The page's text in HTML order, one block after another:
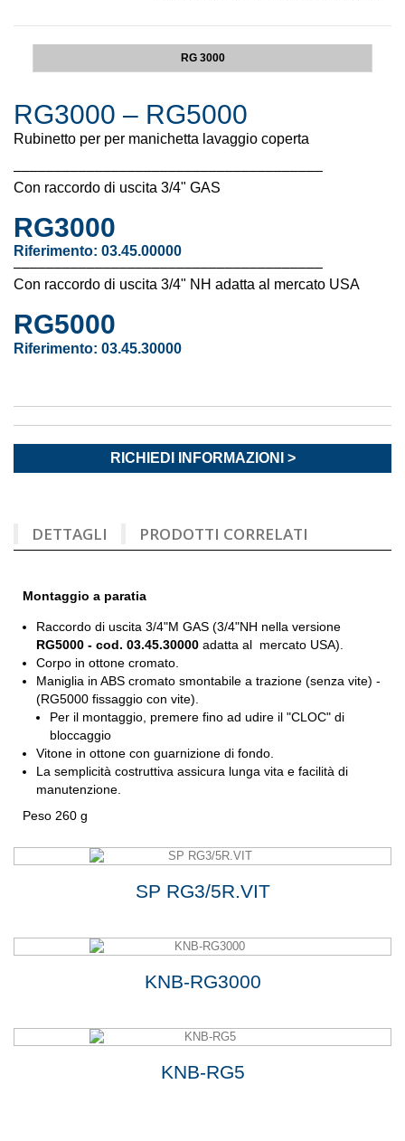
RG 3000
RG3000 – RG5000
Rubinetto per per manichetta lavaggio coperta
––––––––––––––––––––––––––––––––––––––
Con raccordo di uscita 3/4" GAS
RG3000
Riferimento: 03.45.00000
––––––––––––––––––––––––––––––––––––––
Con raccordo di uscita 3/4" NH adatta al mercato USA
RG5000
Riferimento: 03.45.30000
RICHIEDI INFORMAZIONI >
DETTAGLI PRODOTTI CORRELATI
Montaggio a paratia
Raccordo di uscita 3/4"M GAS (3/4"NH nella versione
RG5000 - cod. 03.45.30000 adatta al mercato USA).
Corpo in ottone cromato.
Maniglia in ABS cromato smontabile a trazione (senza vite) -
(RG5000 fissaggio con vite).
Per il montaggio, premere fino ad udire il "CLOC" di
bloccaggio
Vitone in ottone con guarnizione di fondo.
La semplicità costruttiva assicura lunga vita e facilità di
manutenzione.
Peso 260 g
SP RG3/5R.VIT
KNB-RG3000
KNB-RG5